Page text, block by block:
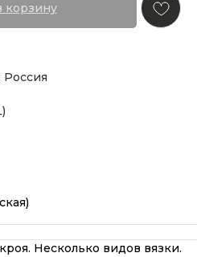
корзину
Несколько видов вязки.